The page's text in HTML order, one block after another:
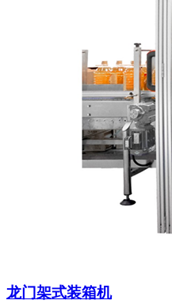
龙门架式装箱机